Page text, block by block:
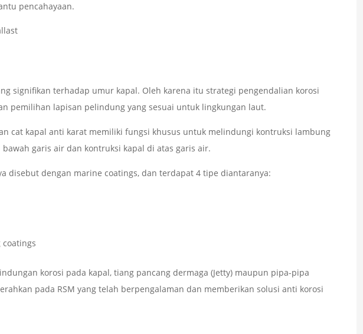
pencahayaan.
signifikan terhadap umur kapal. Oleh karena itu strategi pengendalian korosi
pemilihan lapisan pelindung yang sesuai untuk lingkungan laut.
cat kapal anti karat memiliki fungsi khusus untuk melindungi kontruksi lambung
garis air dan kontruksi kapal di atas garis air.
disebut dengan marine coatings, dan terdapat 4 tipe diantaranya:
korosi pada kapal, tiang pancang dermaga (Jetty) maupun pipa-pipa
pada RSM yang telah berpengalaman dan memberikan solusi anti korosi